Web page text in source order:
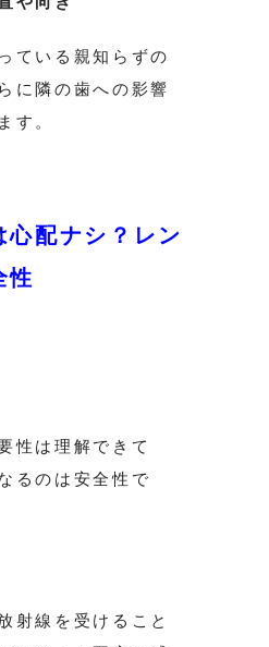
ている親知らずの
に隣の歯への影響
す。
心配ナシ？レン
性
性は理解できて
るのは安全性で
射線を受けること